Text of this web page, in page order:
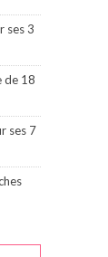
ses 3
de 18
ses 7